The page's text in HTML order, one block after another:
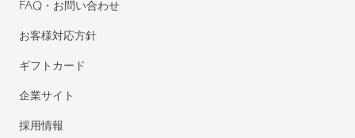
FAQ・お問い合わせ
お客様対応方針
ギフトカード
企業サイト
採用情報